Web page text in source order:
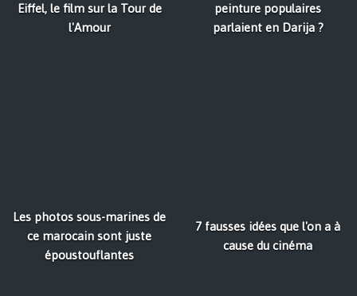
Eiffel, le film sur la Tour de
l'Amour
peinture populaires
parlaient en Darija ?
Les photos sous-marines de
ce marocain sont juste
époustouflantes
7 fausses idées que l'on a à
cause du cinéma